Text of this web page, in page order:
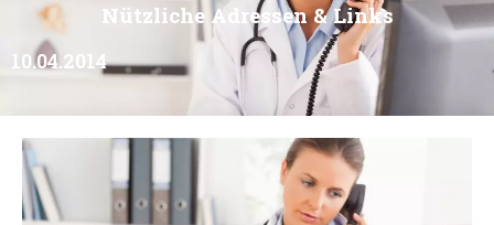
Nützliche Adressen & Links
10.04.2014